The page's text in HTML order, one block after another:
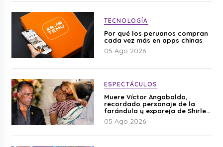
TECNOLOGÍA
Por qué los peruanos compran
cada vez más en apps chinas
05 Ago 2026
ESPECTÁCULOS
Muere Víctor Angobaldo,
recordado personaje de la
farándula y expareja de Shirley
Cherres
05 Ago 2026